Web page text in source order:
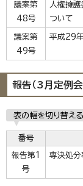
議案第
48号
人権擁
ついて
議案第
49号
平成29年
報告（3月定例会
表の幅を切り替える
番号
報告第1
号
専決処分